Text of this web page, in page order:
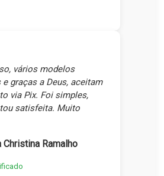
vários modelos
graças a Deus, aceitam
via Pix. Foi simples,
satisfeita. Muito
Christina Ramalho